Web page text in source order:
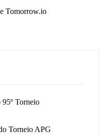
95º Torneio
Torneio APG